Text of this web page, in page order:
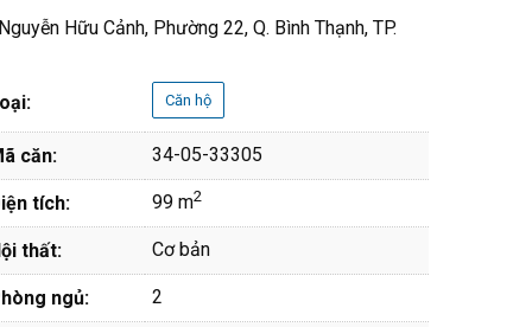
Hữu Cảnh, Phường 22, Q. Bình Thạnh, TP.
Căn hộ
căn: 34-05-33305
tích: 99 m2
thất: Cơ bản
ngủ: 2